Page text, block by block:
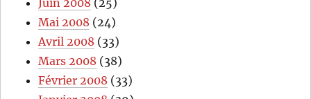
Juin 2008 (25)
Mai 2008 (24)
Avril 2008 (33)
Mars 2008 (38)
Février 2008 (33)